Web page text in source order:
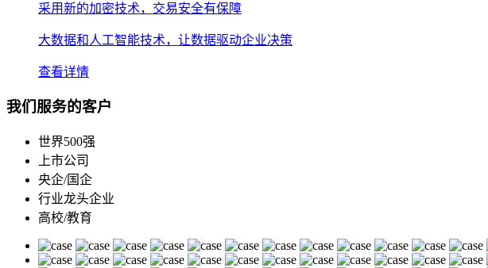
采用新的加密技术，交易安全有保障
大数据和人工智能技术，让数据驱动企业决策
查看详情
我们服务的客户
世界500强
上市公司
央企/国企
行业龙头企业
高校/教育